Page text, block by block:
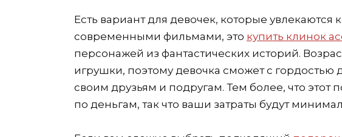
Есть вариант для девочек, которые
современными фильмами, это купить клинок
персонажей из фантастических историй.
игрушки, поэтому девочка сможет с
своим друзьям и подругам. Тем более, что этот
по деньгам, так что ваши затраты будут